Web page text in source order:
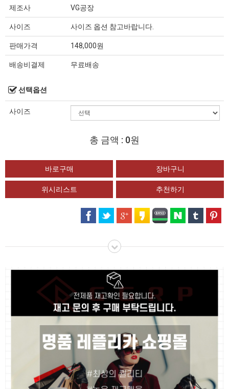
제조사 VG공장
사이즈 사이즈 옵션 참고바랍니다.
판매가격 148,000원
배송비결제 무료배송
선택옵션
사이즈
총 금액 : 0원
위시리스트 추천하기